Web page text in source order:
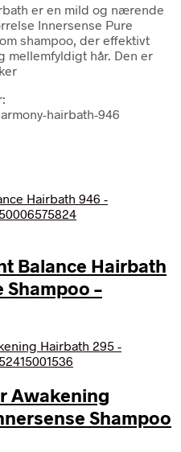
er en mild og nærende
Innersense Pure
shampoo, der effektivt
mellemfyldigt hår. Den er
hairbath-946
Balance Hairbath
Shampoo –
Awakening
Shampoo